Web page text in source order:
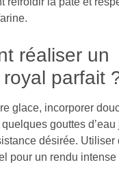
réaliser un
parfait
glace, incorporer
gouttes d’eau
désirée. Utiliser
pour un rendu intense